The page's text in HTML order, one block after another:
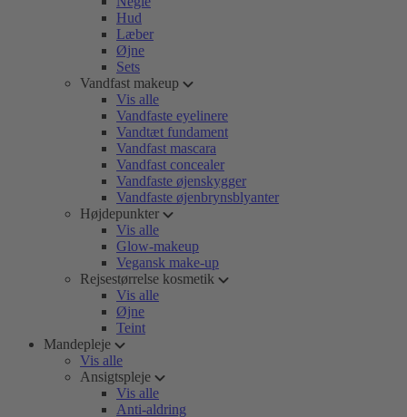
Hud
Læber
Øjne
Sets
Vandfast makeup
Vis alle
Vandfaste eyelinere
Vandtæt fundament
Vandfast mascara
Vandfast concealer
Vandfaste øjenskygger
Vandfaste øjenbrynsblyanter
Højdepunkter
Vis alle
Glow-makeup
Vegansk make-up
Rejsestørrelse kosmetik
Vis alle
Øjne
Teint
Mandepleje
Vis alle
Ansigtspleje
Vis alle
Anti-aldring